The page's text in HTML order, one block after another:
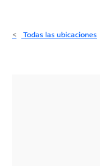
Todas las ubicaciones